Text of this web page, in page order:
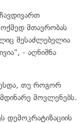
მთავრობას
შესაძლებელია
- აღნიშნა
თუ როგორ
მოვლენებს.
დემოკრატიზაციის